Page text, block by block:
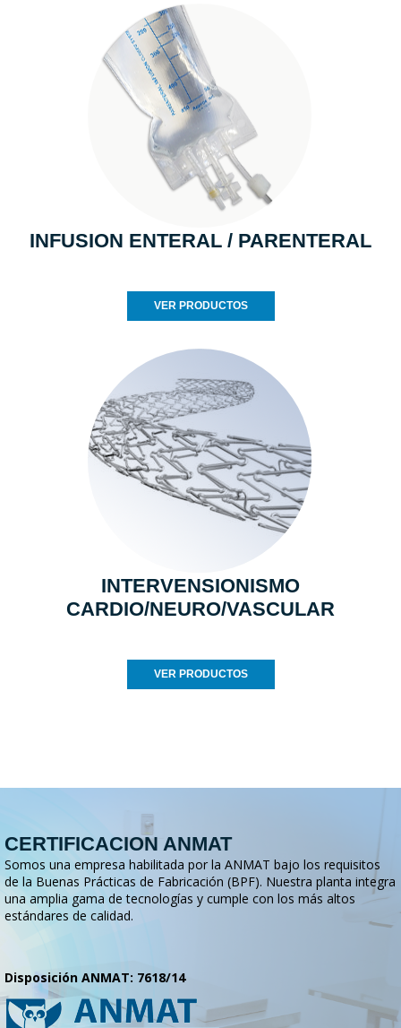
INFUSION ENTERAL / PARENTERAL
VER PRODUCTOS
INTERVENSIONISMO
CARDIO/NEURO/VASCULAR
VER PRODUCTOS
CERTIFICACION ANMAT
Somos una empresa habilitada por la ANMAT bajo los requisitos
de la Buenas Prácticas de Fabricación (BPF). Nuestra planta integra
una amplia gama de tecnologías y cumple con los más altos
estándares de calidad.
Disposición ANMAT: 7618/14